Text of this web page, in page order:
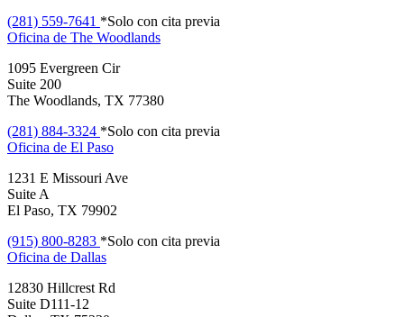
(281) 559-7641 *Solo con cita previa
Oficina de The Woodlands
1095 Evergreen Cir
Suite 200
The Woodlands, TX 77380
(281) 884-3324 *Solo con cita previa
Oficina de El Paso
1231 E Missouri Ave
Suite A
El Paso, TX 79902
(915) 800-8283 *Solo con cita previa
Oficina de Dallas
12830 Hillcrest Rd
Suite D111-12